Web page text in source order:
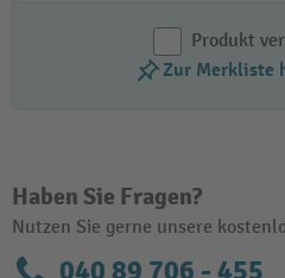
Produkt
Zur Merkliste
Haben Sie Fragen?
Nutzen Sie gerne unsere
040 89 706 - 455